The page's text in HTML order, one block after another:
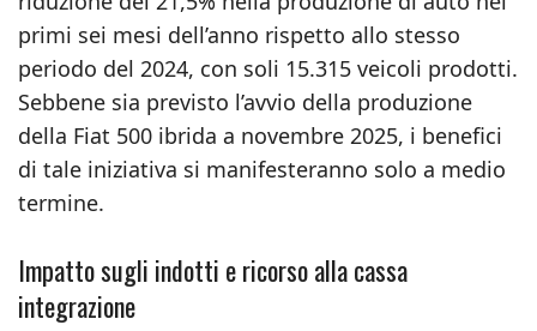
primi sei mesi dell’anno rispetto allo stesso
periodo del 2024, con soli 15.315 veicoli prodotti.
Sebbene sia previsto l’avvio della produzione
della Fiat 500 ibrida a novembre 2025, i benefici
di tale iniziativa si manifesteranno solo a medio
termine.
Impatto sugli indotti e ricorso alla cassa
integrazione